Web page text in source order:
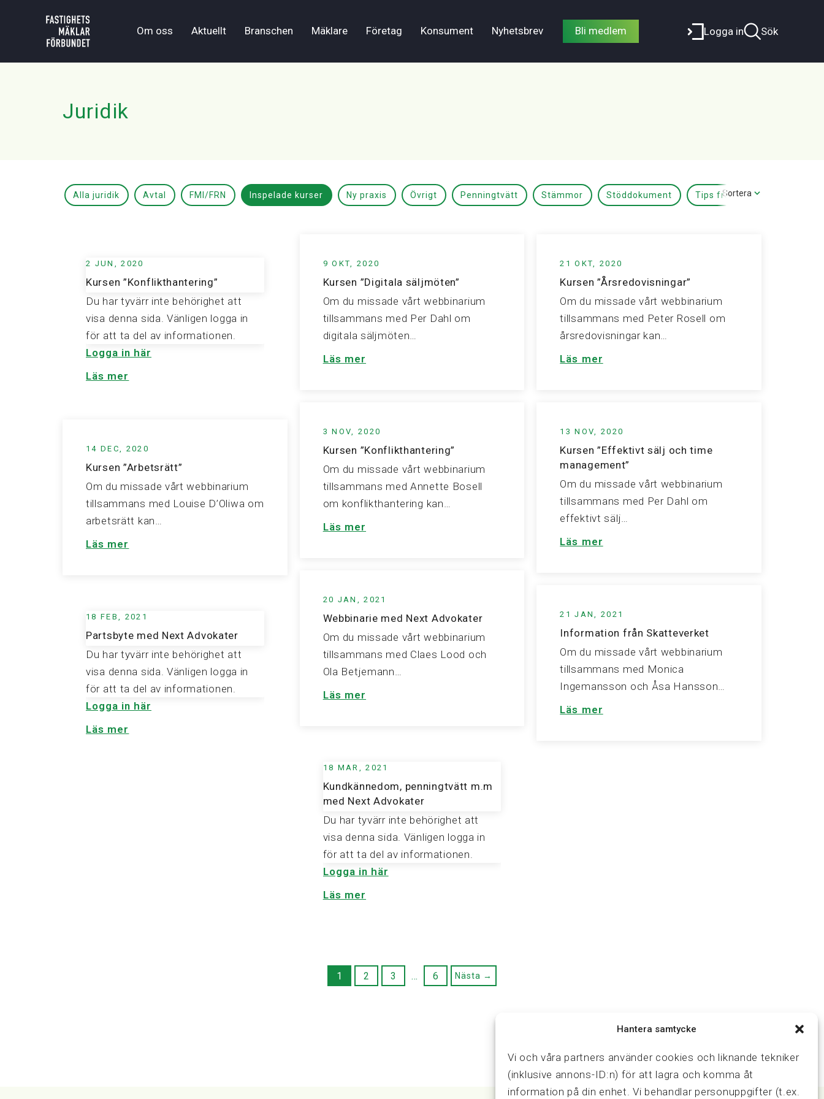
Hantera samtycke
Vi och våra partners använder cookies och liknande tekniker
(inklusive annons-ID:n) för att lagra och komma åt
information på din enhet. Vi behandlar personuppgifter (t.ex.
Om oss Aktuellt Branschen Mäklare Företag Konsument Nyhetsbrev Bli medlem Logga in Sök
Juridik
Alla juridik Avtal FMI/FRN Inspelade kurser Ny praxis Övrigt Penningtvätt Stämmor Stöddokument Tips från juristen
Sortera
2 JUN, 2020
Kursen ”Konflikthantering”
Du har tyvärr inte behörighet att
visa denna sida. Vänligen logga in
för att ta del av informationen.
Logga in här
Läs mer
9 OKT, 2020
Kursen ”Digitala säljmöten”
Om du missade vårt webbinarium
tillsammans med Per Dahl om
digitala säljmöten…
Läs mer
21 OKT, 2020
Kursen ”Årsredovisningar”
Om du missade vårt webbinarium
tillsammans med Peter Rosell om
årsredovisningar kan…
Läs mer
3 NOV, 2020
Kursen ”Konflikthantering”
Om du missade vårt webbinarium
tillsammans med Annette Bosell
om konflikthantering kan…
Läs mer
13 NOV, 2020
Kursen ”Effektivt sälj och time
management”
Om du missade vårt webbinarium
tillsammans med Per Dahl om
effektivt sälj…
Läs mer
14 DEC, 2020
Kursen ”Arbetsrätt”
Om du missade vårt webbinarium
tillsammans med Louise D’Oliwa om
arbetsrätt kan…
Läs mer
20 JAN, 2021
Webbinarie med Next Advokater
Om du missade vårt webbinarium
tillsammans med Claes Lood och
Ola Betjemann…
Läs mer
21 JAN, 2021
Information från Skatteverket
Om du missade vårt webbinarium
tillsammans med Monica
Ingemansson och Åsa Hansson…
Läs mer
18 FEB, 2021
Partsbyte med Next Advokater
Du har tyvärr inte behörighet att
visa denna sida. Vänligen logga in
för att ta del av informationen.
Logga in här
Läs mer
18 MAR, 2021
Kundkännedom, penningtvätt m.m
med Next Advokater
Du har tyvärr inte behörighet att
visa denna sida. Vänligen logga in
för att ta del av informationen.
Logga in här
Läs mer
1 2 3 … 6 Nästa →